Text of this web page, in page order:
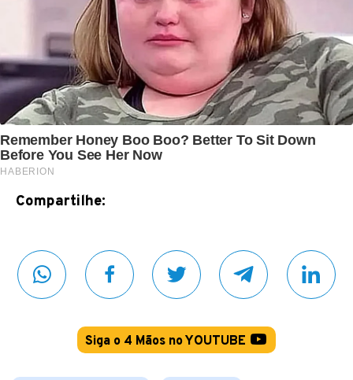
Compartilhe:
Siga o 4 Mãos no YOUTUBE